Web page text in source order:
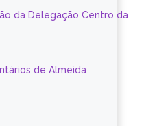
da Delegação Centro da
de Almeida